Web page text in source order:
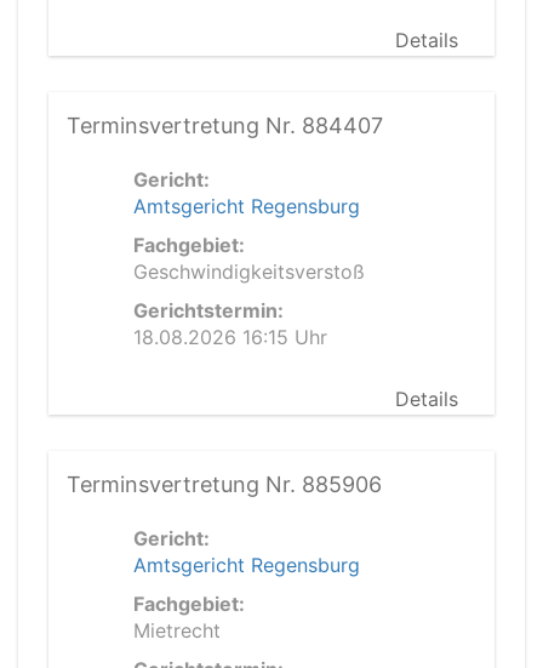
Details
Terminsvertretung Nr. 884407
Gericht:
Amtsgericht Regensburg
Fachgebiet:
Geschwindigkeitsverstoß
Gerichtstermin:
18.08.2026 16:15 Uhr
Details
Terminsvertretung Nr. 885906
Gericht:
Amtsgericht Regensburg
Fachgebiet:
Mietrecht